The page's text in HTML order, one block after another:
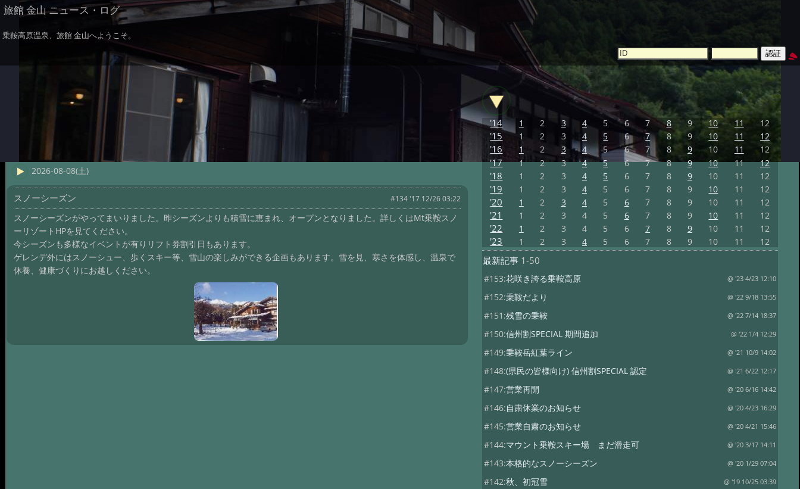
旅館 金山 ニュース・ログ
乗鞍高原温泉、旅館 金山へようこそ。
2026-08-08(土)
スノーシーズン #134 '17 12/26 03:22
スノーシーズンがやってまいりました。昨シーズンよりも積雪に恵まれ、オープンとなりました。詳しくはMt乗鞍スノ
ーリゾートHPを見てください。
今シーズンも多様なイベントが有りリフト券割引日もあります。
ゲレンデ外にはスノーシュー、歩くスキー等、雪山の楽しみができる企画もあります。雪を見、寒さを体感し、温泉で
休養、健康づくりにお越しください。
'14 1 2 3 4 5 6 7 8 9 10 11 12
'15 1 2 3 4 5 6 7 8 9 10 11 12
'16 1 2 3 4 5 6 7 8 9 10 11 12
'17 1 2 3 4 5 6 7 8 9 10 11 12
'18 1 2 3 4 5 6 7 8 9 10 11 12
'19 1 2 3 4 5 6 7 8 9 10 11 12
'20 1 2 3 4 5 6 7 8 9 10 11 12
'21 1 2 3 4 5 6 7 8 9 10 11 12
'22 1 2 3 4 5 6 7 8 9 10 11 12
'23 1 2 3 4 5 6 7 8 9 10 11 12
最新記事1-50
#153:花咲き誇る乗鞍高原 @ '23 4/23 12:10
#152:乗鞍だより @ '22 9/18 13:55
#151:残雪の乗鞍 @ '22 7/14 18:37
#150:信州割SPECIAL 期間追加 @ '22 1/4 12:29
#149:乗鞍岳紅葉ライン @ '21 10/9 14:02
#148:(県民の皆様向け) 信州割SPECIAL 認定 @ '21 6/22 12:17
#147:営業再開 @ '20 6/16 14:42
#146:自粛休業のお知らせ @ '20 4/23 16:29
#145:営業自粛のお知らせ @ '20 4/21 15:46
#144:マウント乗鞍スキー場 まだ滑走可 @ '20 3/17 14:11
#143:本格的なスノーシーズン @ '20 1/29 07:04
#142:秋、初冠雪 @ '19 10/25 03:39